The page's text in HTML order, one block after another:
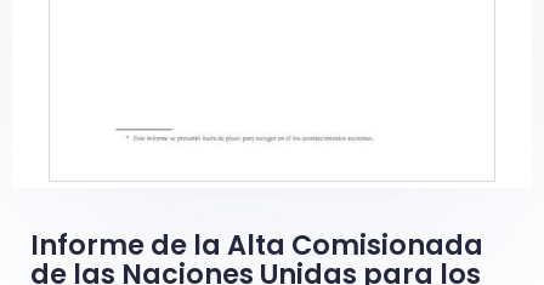
Informe de la Alta Comisionada
de las Naciones Unidas para los